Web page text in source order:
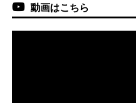
動画はこちら